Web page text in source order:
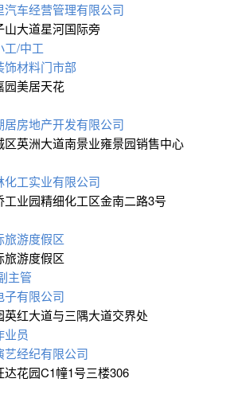
汽车经营管理有限公司
大道星河国际旁
工/中工
饰材料门市部
园美居天花
居房地产开发有限公司
英洲大道南景业雍景园销售中心
化工实业有限公司
业园精细化工区金南二路3号
旅游度假区
旅游度假区
主管
子有限公司
红大道与三隅大道交界处
业员
艺经纪有限公司
花园C1幢1号三楼306